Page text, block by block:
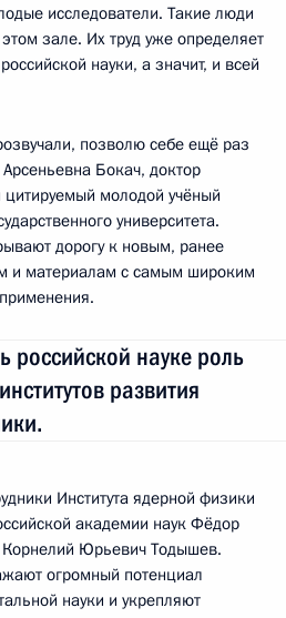
исследователи. Такие люди
зале. Их труд уже определяет
науки, а значит, и всей
позволю себе ещё раз
Бокач, доктор
молодой учёный
университета.
дорогу к новым, ранее
и материалам с самым широким
российской науке роль
развития
Института ядерной физики
академии наук Фёдор
Юрьевич Тодышев.
огромный потенциал
науки и укрепляют